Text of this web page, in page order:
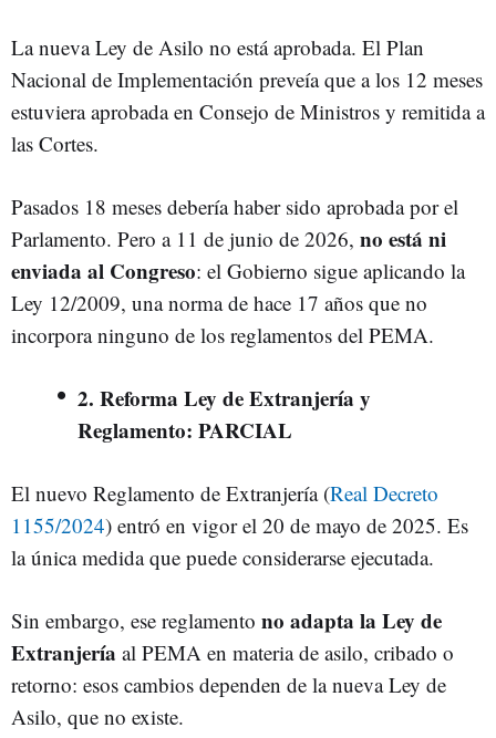
La nueva Ley de Asilo no está aprobada. El Plan
Nacional de Implementación preveía que a los 12 meses
estuviera aprobada en Consejo de Ministros y remitida a
las Cortes.
Pasados 18 meses debería haber sido aprobada por el
Parlamento. Pero a 11 de junio de 2026, no está ni
enviada al Congreso: el Gobierno sigue aplicando la
Ley 12/2009, una norma de hace 17 años que no
incorpora ninguno de los reglamentos del PEMA.
2. Reforma Ley de Extranjería y
Reglamento: PARCIAL
El nuevo Reglamento de Extranjería (Real Decreto
1155/2024) entró en vigor el 20 de mayo de 2025. Es
la única medida que puede considerarse ejecutada.
Sin embargo, ese reglamento no adapta la Ley de
Extranjería al PEMA en materia de asilo, cribado o
retorno: esos cambios dependen de la nueva Ley de
Asilo, que no existe.